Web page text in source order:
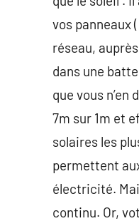
vos panneaux
réseau,
dans une
que vous n’en
7m sur 1m et
solaires les
permettent
électricité.
continu. Or,